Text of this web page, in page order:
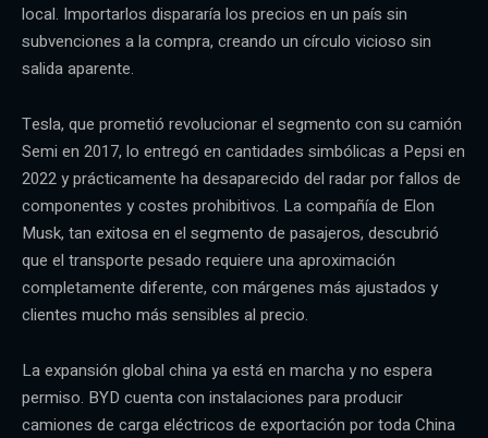
local. Importarlos dispararía los precios en un país sin
subvenciones a la compra, creando un círculo vicioso sin
salida aparente.
Tesla, que prometió revolucionar el segmento con su camión
Semi en 2017, lo entregó en cantidades simbólicas a Pepsi en
2022 y prácticamente ha desaparecido del radar por fallos de
componentes y costes prohibitivos. La compañía de Elon
Musk, tan exitosa en el segmento de pasajeros, descubrió
que el transporte pesado requiere una aproximación
completamente diferente, con márgenes más ajustados y
clientes mucho más sensibles al precio.
La expansión global china ya está en marcha y no espera
permiso. BYD cuenta con instalaciones para producir
camiones de carga eléctricos de exportación por toda China